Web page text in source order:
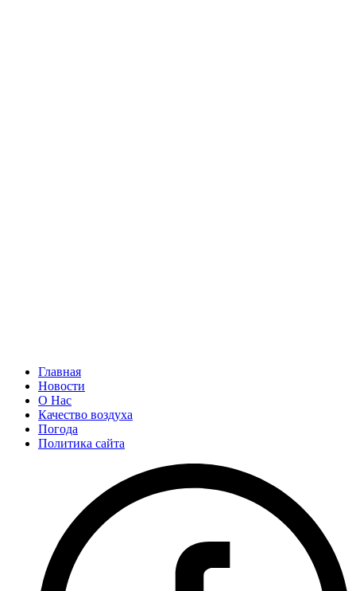
Главная
Новости
О Нас
Качество воздуха
Погода
Политика сайта